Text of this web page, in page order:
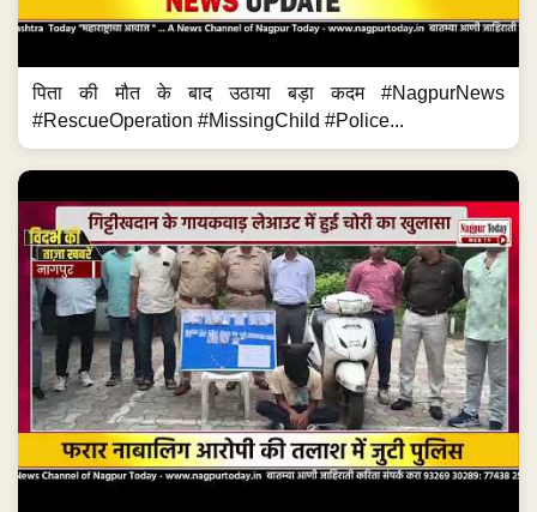
पिता की मौत के बाद उठाया बड़ा कदम #NagpurNews
#RescueOperation #MissingChild #Police...